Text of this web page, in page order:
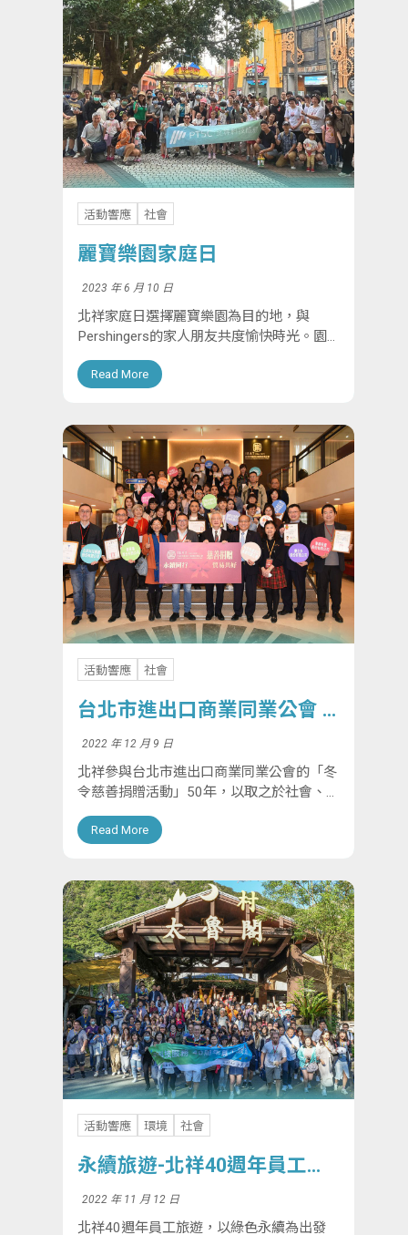
活動響應 社會
麗寶樂園家庭日
2023 年 6 月 10 日
北祥家庭日選擇麗寶樂園為目的地，與
Pershingers的家人朋友共度愉快時光。園
內設施包括刺激的「搶救地心」、「異次元
風暴」、「銀河旋風」等，以及較輕鬆的
Read More
活動響應 社會
台北市進出口商業同業公會 –
2022 年 12 月 9 日
北祥參與台北市進出口商業同業公會的「冬
令慈善捐贈活動」50年，以取之於社會、用
之於社會為理念。公司期望透過社會貢獻，
實踐品牌價值「科技有腦，服務有心」，回
Read More
活動響應 環境 社會
永續旅遊-北祥40週年員工旅
2022 年 11 月 12 日
北祥40週年員工旅遊，以綠色永續為出發